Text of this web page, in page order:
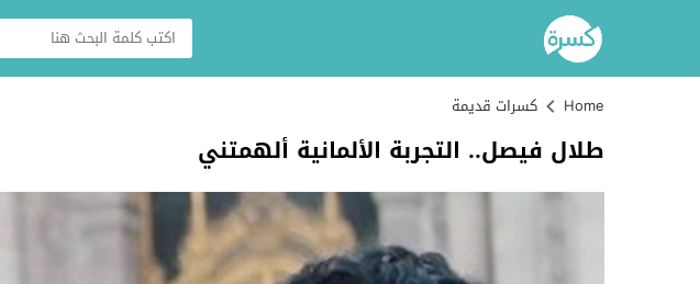
Home كسرات قديمة
طلال فيصل.. التجربة الألمانية ألهمتني